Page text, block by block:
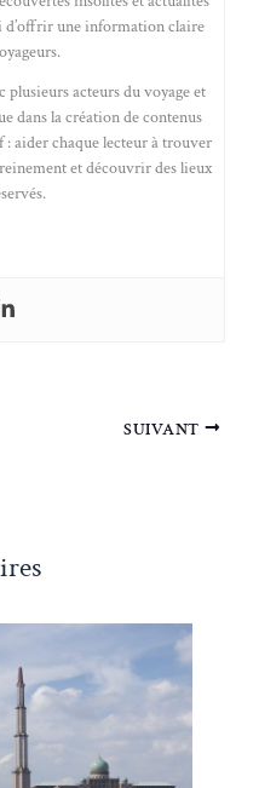
d’offrir une information claire
plusieurs acteurs du voyage et
dans la création de contenus
aider chaque lecteur à trouver
et découvrir des lieux
SUIVANT